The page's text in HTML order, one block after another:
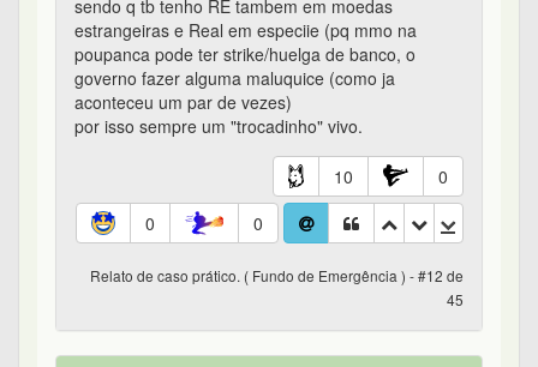
sendo q tb tenho RE tambem em moedas
estrangeiras e Real em especiie (pq mmo na
poupanca pode ter strike/huelga de banco, o
governo fazer alguma maluquice (como ja
aconteceu um par de vezes)
por isso sempre um "trocadinho" vivo.
10
0
0
0
Relato de caso prático. ( Fundo de Emergência ) - #12 de
45